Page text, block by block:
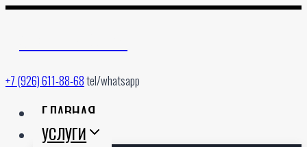
Перейти
содержимому
+7 (926) 611-88-68tel/whatsapp
ГЛАВНАЯ
УСЛУГИ